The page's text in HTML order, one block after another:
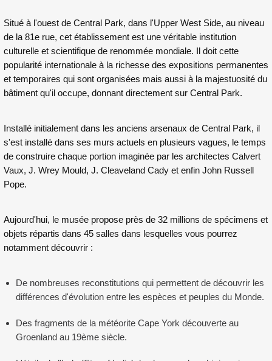
Situé à l'ouest de Central Park, dans l'Upper West Side, au niveau
de la 81e rue, cet établissement est une véritable institution
culturelle et scientifique de renommée mondiale. Il doit cette
popularité internationale à la richesse des expositions permanentes
et temporaires qui sont organisées mais aussi à la majestuosité du
bâtiment qu'il occupe, donnant directement sur Central Park.
Installé initialement dans les anciens arsenaux de Central Park, il
s'est installé dans ses murs actuels en plusieurs vagues, le temps
de construire chaque portion imaginée par les architectes Calvert
Vaux, J. Wrey Mould, J. Cleaveland Cady et enfin John Russell
Pope.
Aujourd'hui, le musée propose près de 32 millions de spécimens et
objets répartis dans 45 salles dans lesquelles vous pourrez
notamment découvrir :
De nombreuses reconstitutions qui permettent de découvrir les
différences d'évolution entre les espèces et peuples du Monde.
Des fragments de la météorite Cape York découverte au
Groenland au 19ème siècle.